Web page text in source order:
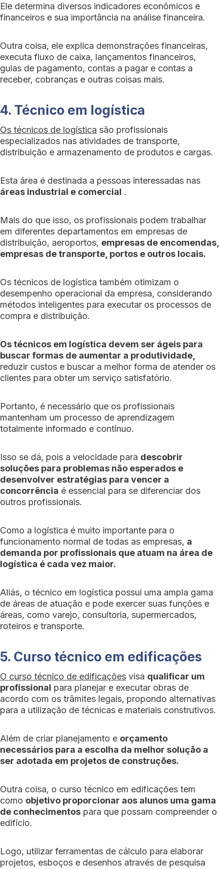
Ele determina diversos indicadores econômicos e
financeiros e sua importância na análise financeira.
Outra coisa, ele explica demonstrações financeiras,
executa fluxo de caixa, lançamentos financeiros,
guias de pagamento, contas a pagar e contas a
receber, cobranças e outras coisas mais.
4. Técnico em logística
Os técnicos de logística são profissionais
especializados nas atividades de transporte,
distribuição e armazenamento de produtos e cargas.
Esta área é destinada a pessoas interessadas nas
áreas industrial e comercial .
Mais do que isso, os profissionais podem trabalhar
em diferentes departamentos em empresas de
distribuição, aeroportos, empresas de encomendas,
empresas de transporte, portos e outros locais.
Os técnicos de logística também otimizam o
desempenho operacional da empresa, considerando
métodos inteligentes para executar os processos de
compra e distribuição.
Os técnicos em logística devem ser ágeis para
buscar formas de aumentar a produtividade,
reduzir custos e buscar a melhor forma de atender os
clientes para obter um serviço satisfatório.
Portanto, é necessário que os profissionais
mantenham um processo de aprendizagem
totalmente informado e contínuo.
Isso se dá, pois a velocidade para descobrir
soluções para problemas não esperados e
desenvolver estratégias para vencer a
concorrência é essencial para se diferenciar dos
outros profissionais.
Como a logística é muito importante para o
funcionamento normal de todas as empresas, a
demanda por profissionais que atuam na área de
logística é cada vez maior.
Aliás, o técnico em logística possui uma ampla gama
de áreas de atuação e pode exercer suas funções e
áreas, como varejo, consultoria, supermercados,
roteiros e transporte.
5. Curso técnico em edificações
O curso técnico de edificações visa qualificar um
profissional para planejar e executar obras de
acordo com os trâmites legais, propondo alternativas
para a utilização de técnicas e materiais construtivos.
Além de criar planejamento e orçamento
necessários para a escolha da melhor solução a
ser adotada em projetos de construções.
Outra coisa, o curso técnico em edificações tem
como objetivo proporcionar aos alunos uma gama
de conhecimentos para que possam compreender o
edifício.
Logo, utilizar ferramentas de cálculo para elaborar
projetos, esboços e desenhos através de pesquisa